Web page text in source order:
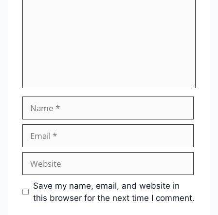
Save my name, email, and website in
this browser for the next time I comment.